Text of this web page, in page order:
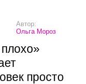
Автор:
Ольга Мороз
просто